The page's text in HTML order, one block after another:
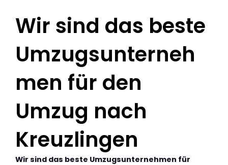
Wir sind das beste
Umzugsunterneh
men für den
Umzug nach
Kreuzlingen
Wir sind das beste Umzugsunternehmen für